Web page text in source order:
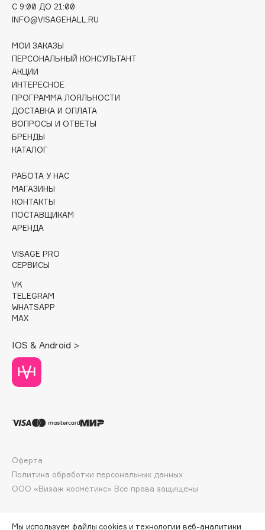
Collagenina
Consly
CosRX
Cottolina
Crescina
Cunzite
Curaprox
d'Alba
DARLING*
Davines
Dessange
Dior
Divage
Dolce & Gabbana
Dolomit
Dorco
Dr.Althea
Dr.Jart+
DSD de Luxe
Dyson
C 9:00 ДО 21:00
INFO@VISAGEHALL.RU
МОИ ЗАКАЗЫ
ПЕРСОНАЛЬНЫЙ КОНСУЛЬТАНТ
АКЦИИ
ИНТЕРЕСНОЕ
ПРОГРАММА ЛОЯЛЬНОСТИ
ДОСТАВКА И ОПЛАТА
ВОПРОСЫ И ОТВЕТЫ
БРЕНДЫ
КАТАЛОГ
РАБОТА У НАС
МАГАЗИНЫ
КОНТАКТЫ
ПОСТАВЩИКАМ
АРЕНДА
VISAGE PRO
СЕРВИСЫ
VK
TELEGRAM
WHATSAPP
MAX
IOS & Android >
ООО «Визаж косметикс» Все права защищены
Оферта
Политика обработки персональных данных
Мы используем файлы cookies и технологии веб-аналитики